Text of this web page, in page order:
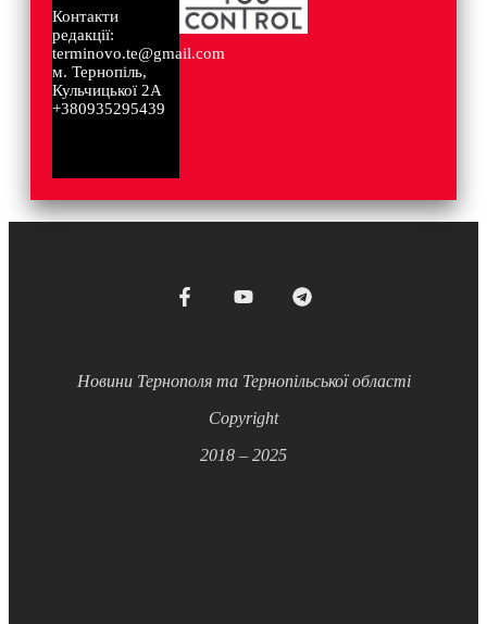
Контакти
редакції:
terminovo.te@gmail.com
м. Тернопіль,
Кульчицької 2А
+380935295439
Новини Тернополя та Тернопільської області
Copyright
2018 – 2025